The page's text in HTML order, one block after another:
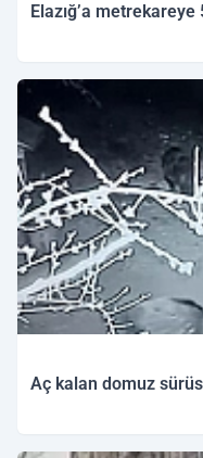
Elazığ’a
Aç kalan domuz